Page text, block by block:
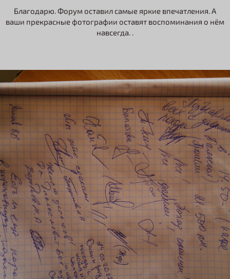
Благодарю. Форум оставил самые яркие впечатления. А
ваши прекрасные фотографии оставят воспоминания о нём
навсегда. .